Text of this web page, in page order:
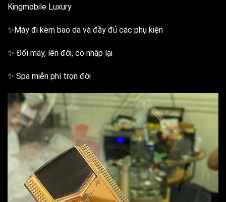
Kingmobile Luxury
✨Máy đi kèm bao da và đầy đủ các phụ kiện
✨ Đổi máy, lên đời, có nhập lại
✨ Spa miễn phí trọn đời